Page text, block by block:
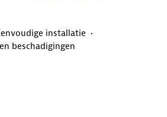
installatie
beschadigingen